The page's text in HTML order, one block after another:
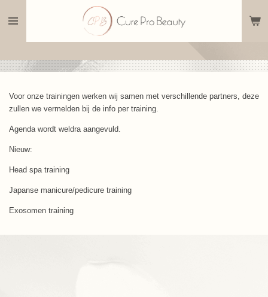
direct
hoofdinhoud
Voor onze trainingen werken wij samen met verschillende partners, deze
zullen we vermelden bij de info per training.
Agenda wordt weldra aangevuld.
Nieuw:
Head spa training
Japanse manicure/pedicure training
Exosomen training